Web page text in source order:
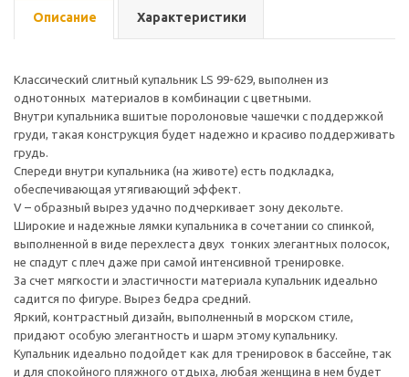
Описание Характеристики
Классический слитный купальник LS 99-629, выполнен из
однотонных материалов в комбинации с цветными.
Внутри купальника вшитые поролоновые чашечки с поддержкой
груди, такая конструкция будет надежно и красиво поддерживать
грудь.
Спереди внутри купальника (на животе) есть подкладка,
обеспечивающая утягивающий эффект.
V – образный вырез удачно подчеркивает зону декольте.
Широкие и надежные лямки купальника в сочетании со спинкой,
выполненной в виде перехлеста двух тонких элегантных полосок,
не спадут с плеч даже при самой интенсивной тренировке.
За счет мягкости и эластичности материала купальник идеально
садится по фигуре. Вырез бедра средний.
Яркий, контрастный дизайн, выполненный в морском стиле,
придают особую элегантность и шарм этому купальнику.
Купальник идеально подойдет как для тренировок в бассейне, так
и для спокойного пляжного отдыха, любая женщина в нем будет